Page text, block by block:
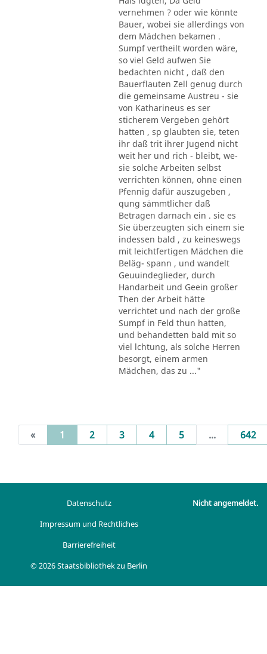
vernehmen ? oder wie könnte
Bauer, wobei sie allerdings von
dem Mädchen bekamen .
Sumpf vertheilt worden wäre,
so viel Geld aufwen Sie
bedachten nicht , daß den
Bauerflauten Zell genug durch
die gemeinsame Austreu - sie
von Katharineus es ser
sticherem Vergeben gehört
hatten , sp glaubten sie, teten
ihr daß trit ihrer Jugend nicht
weit her und rich - bleibt, we-
sie solche Arbeiten selbst
verrichten können, ohne einen
Pfennig dafür auszugeben ,
qung sämmtlicher daß
Betragen darnach ein . sie es
Sie überzeugten sich einem sie
indessen bald , zu keineswegs
mit leichtfertigen Mädchen die
Beläg- spann , und wandelt
Geuuindeglieder, durch
Handarbeit und Geein großer
Then der Arbeit hätte
verrichtet und nach der große
Sumpf in Feld thun hatten,
und behandetten bald mit so
viel lchtung, als solche Herren
besorgt, einem armen
Mädchen, das zu ..."
« 1 (current)
2 3 4 5 ... 642
Datenschutz
Impressum und Rechtliches
Barrierefreiheit
© 2026 Staatsbibliothek zu Berlin
Nicht angemeldet.